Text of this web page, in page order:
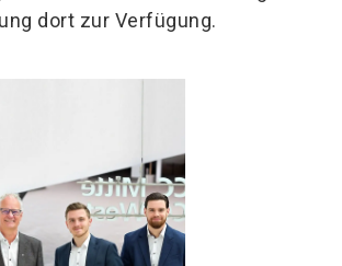
dort zur Verfügung.